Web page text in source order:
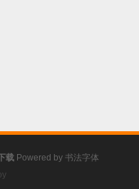
载 Powered by 书法字体